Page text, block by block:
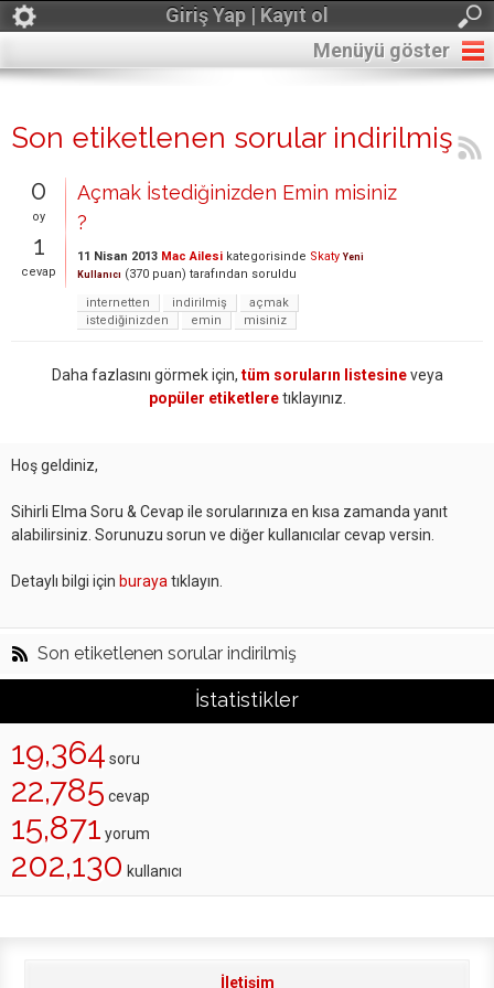
Giriş Yap | Kayıt ol
Menüyü göster
Son etiketlenen sorular indirilmiş
0
oy
1
cevap
Açmak İstediğinizden Emin misiniz
?
11 Nisan 2013 Mac Ailesi kategorisinde Skaty Yeni
Kullanıcı (370 puan) tarafından soruldu
internetten
indirilmiş
açmak
istediğinizden
emin misiniz
Daha fazlasını görmek için, tüm soruların listesineveya
popüler etiketleretıklayınız.
Hoş geldiniz,
Sihirli Elma Soru & Cevap ile sorularınıza en kısa zamanda yanıt
alabilirsiniz. Sorunuzu sorun ve diğer kullanıcılar cevap versin.
Detaylı bilgi için buraya tıklayın.
Son etiketlenen sorular indirilmiş
İstatistikler
19,364 soru
22,785 cevap
15,871 yorum
202,130 kullanıcı
İletişim